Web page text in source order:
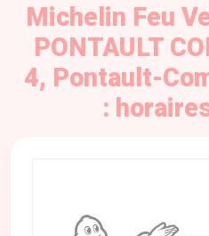
BIO & ENVIRONNEMENT
Michelin Feu
PONTAULT
4, Pontault-
: